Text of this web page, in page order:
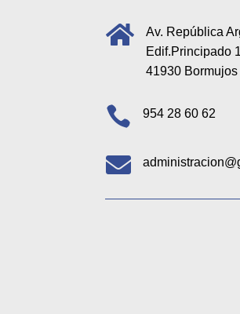

Av. República
Edif.Principado
41930 Bormujos
 954 28 60 62
